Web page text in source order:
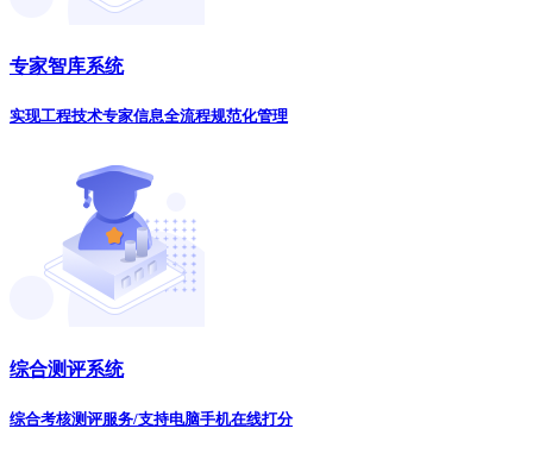
专家智库系统
实现工程技术专家信息全流程规范化管理
综合测评系统
综合考核测评服务/支持电脑手机在线打分